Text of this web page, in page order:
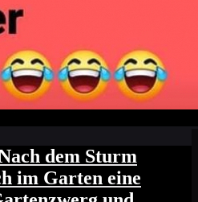
dem Sturm
im Garten eine